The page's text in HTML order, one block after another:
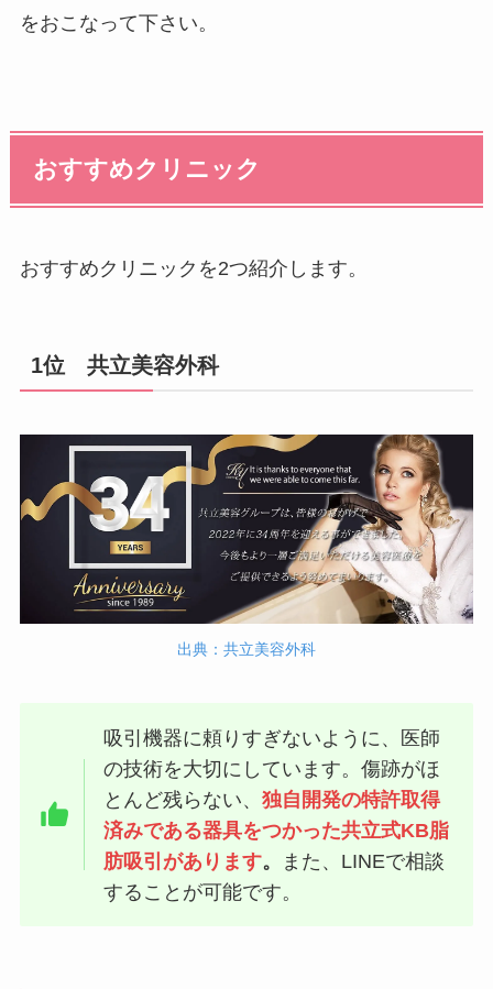
をおこなって下さい。
おすすめクリニック
おすすめクリニックを2つ紹介します。
1位 共立美容外科
出典：共立美容外科
吸引機器に頼りすぎないように、医師
の技術を大切にしています。傷跡がほ
とんど残らない、独自開発の特許取得
済みである器具をつかった共立式KB脂
肪吸引があります。
また、LINEで相談
することが可能です。